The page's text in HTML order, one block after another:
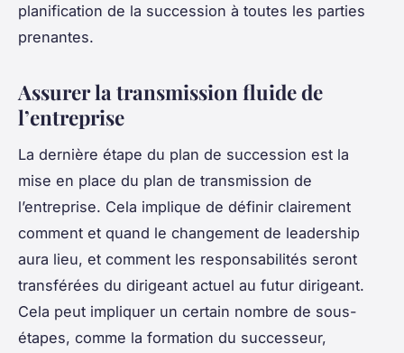
planification de la succession à toutes les parties
prenantes.
Assurer la transmission fluide de
l’entreprise
La dernière étape du plan de succession est la
mise en place du plan de transmission de
l’entreprise. Cela implique de définir clairement
comment et quand le changement de leadership
aura lieu, et comment les responsabilités seront
transférées du dirigeant actuel au futur dirigeant.
Cela peut impliquer un certain nombre de sous-
étapes, comme la formation du successeur,